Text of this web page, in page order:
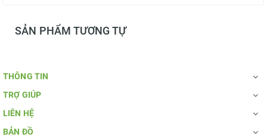
SẢN PHẨM TƯƠNG TỰ
THÔNG TIN
TRỢ GIÚP
LIÊN HỆ
BẢN ĐỒ